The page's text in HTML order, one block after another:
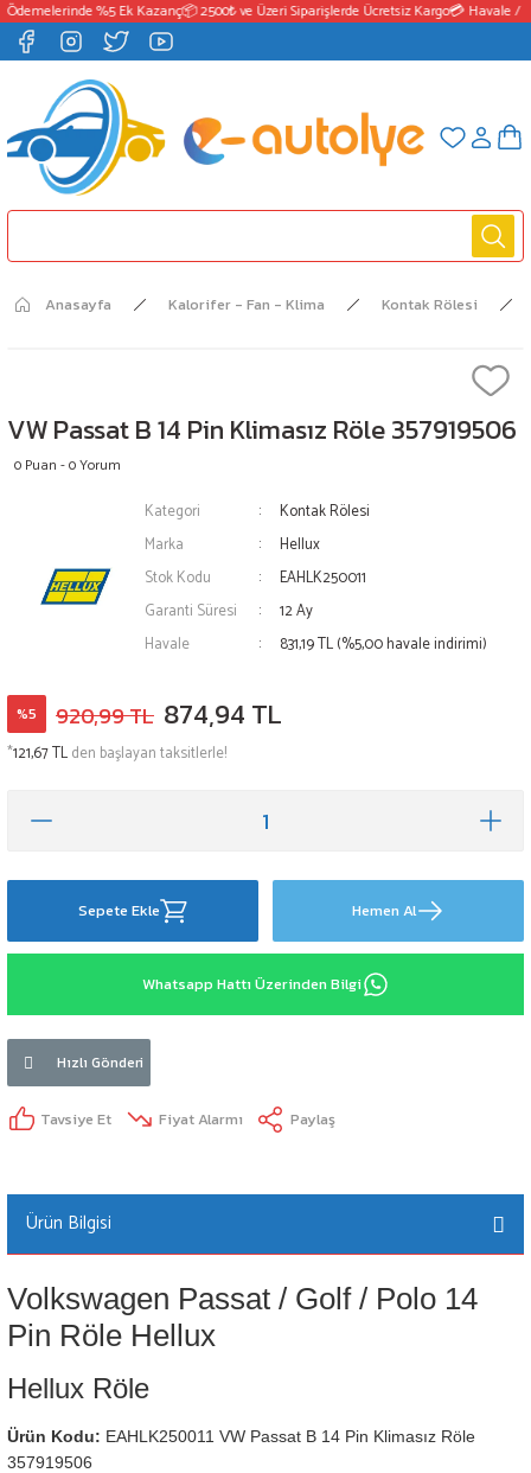
%5 Ek Kazanç📦 2500₺ ve Üzeri Siparişlerde Ücretsiz Kargo💳 Havale /
Anasayfa Kalorifer - Fan - Klima Kontak Rölesi
VW Passat B 14 Pin Klimasız Röle 357919506
0 Puan - 0 Yorum
Kategori
Kontak Rölesi
Marka
Hellux
Stok Kodu
EAHLK250011
Garanti Süresi
12 Ay
Havale
831,19 TL (%5,00 havale indirimi)
%5 920,99 TL 874,94 TL
*121,67 TLden başlayan taksitlerle!
Sepete Ekle Hemen Al
Whatsapp Hattı Üzerinden Bilgi
Hızlı Gönderi
Tavsiye Et Fiyat Alarmı Paylaş
Ürün Bilgisi
Volkswagen Passat / Golf / Polo 14
Pin Röle Hellux
Hellux Röle
Ürün Kodu: EAHLK250011 VW Passat B 14 Pin Klimasız Röle
357919506